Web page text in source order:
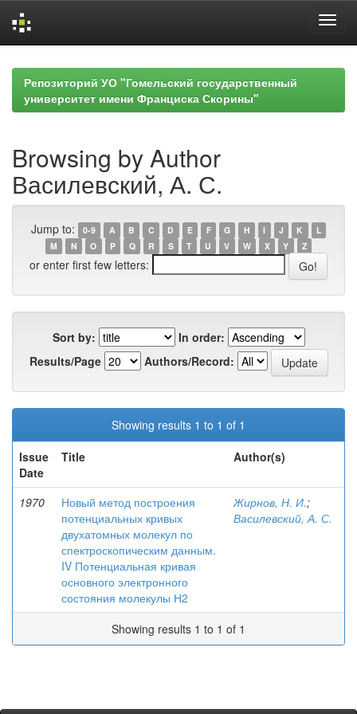
navigationРепозиторий УО "Гомельский государственный
университет имени Франциска Скорины"
Browsing by Author
Василевский, А. С.
Jump to: 0-9 A B C D E F G H I J K
L
M
N O P Q R S T U V W X Y Z
or enter first few letters:
Sort by:
In order:
Results/Page
Authors/Record:
Showing results 1 to 1 of 1
Issue
Date
Title Author(s)
1970
Новый метод построения
потенциальных кривых
двухатомных молекул по
спектроскопическим данным.
IV Потенциальная кривая
основного электронного
состояния молекулы Н2
Жирнов, Н. И.;
Василевский, А. С.
Showing results 1 to 1 of 1